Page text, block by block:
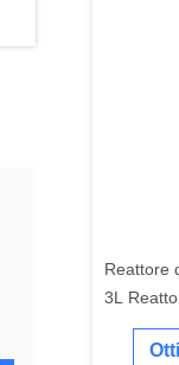
Reattore
3L